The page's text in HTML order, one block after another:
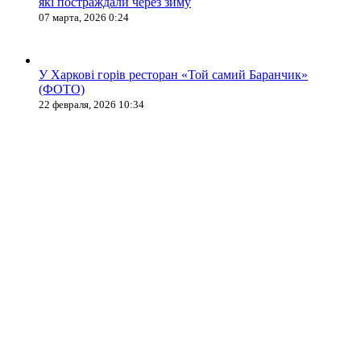
07 марта, 2026 0:24
У Харкові горів ресторан «Той самий Баранчик»
(ФОТО)
22 февраля, 2026 10:34